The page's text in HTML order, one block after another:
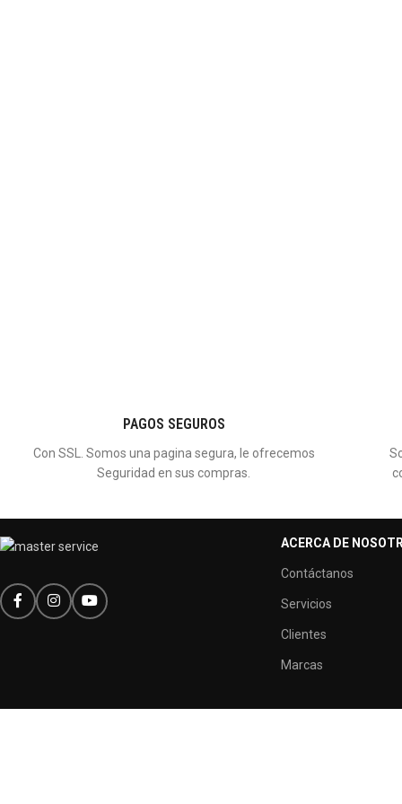
PAGOS SEGUROS
Con SSL. Somos una pagina segura, le ofrecemos
Seguridad en sus compras.
ACERCA DE
Contáctanos
Servicios
Clientes
Marcas